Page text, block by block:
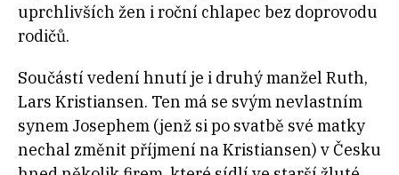
uprchlivších žen i roční chlapec bez doprovodu
rodičů.
Součástí vedení hnutí je i druhý manžel Ruth,
Lars Kristiansen. Ten má se svým nevlastním
synem Josephem (jenž si po svatbě své matky
nechal změnit příjmení na Kristiansen) v Česku